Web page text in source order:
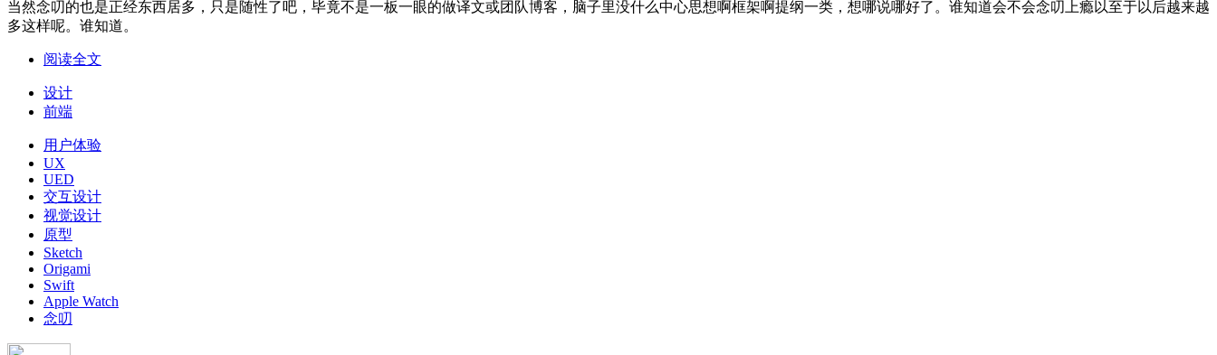
当然念叨的也是正经东西居多，只是随性了吧，毕竟不是一板一眼的做译文或团队博客，脑子里没什么中心思想啊框架啊提纲一类，想哪说哪好了。谁知道会不会念叨上瘾以至于以后越来越
多这样呢。谁知道。
阅读全文
设计
前端
用户体验
UX
UED
交互设计
视觉设计
原型
Sketch
Origami
Swift
Apple Watch
念叨